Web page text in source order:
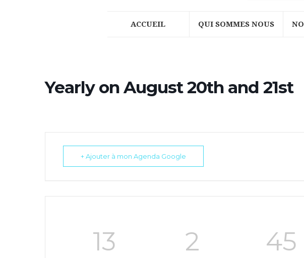
ACCUEIL QUI SOMMES NOUS
Yearly on August 20th and 21st
+ Ajouter à mon Agenda Google
13 2 45